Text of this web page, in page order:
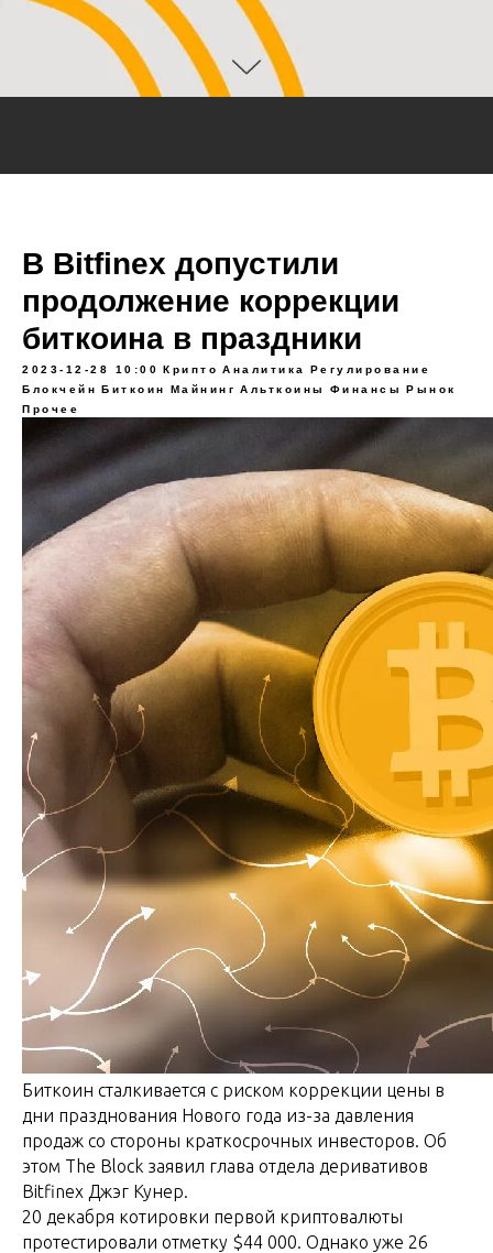
В Bitfinex допустили
продолжение коррекции
биткоина в праздники
2023-12-28 10:00 Крипто Аналитика
Регулирование
Блокчейн Биткоин Майнинг Альткоины Финансы
Рынок
Прочее
Биткоин сталкивается с риском коррекции цены в
дни празднования Нового года из-за давления
продаж со стороны краткосрочных инвесторов. Об
этом The Block заявил глава отдела деривативов
Bitfinex Джэг Кунер.
20 декабря котировки первой криптовалюты
протестировали отметку $44 000. Однако уже 26